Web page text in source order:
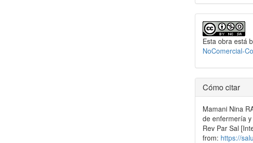
Esta obra está
NoComercial-
Cómo citar
Mamani Nina
de enfermería
Rev Par Sal
from: https://